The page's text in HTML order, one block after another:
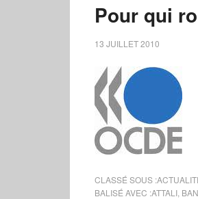
Pour qui
13 JUILLET 2010
CLASSÉ SOUS :
BALISÉ AVEC :ATTALI